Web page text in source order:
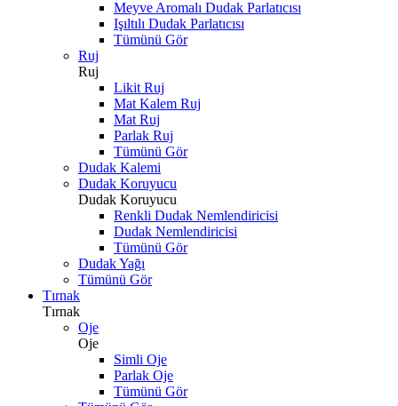
Meyve Aromalı Dudak Parlatıcısı
Işıltılı Dudak Parlatıcısı
Tümünü Gör
Ruj
Ruj
Likit Ruj
Mat Kalem Ruj
Mat Ruj
Parlak Ruj
Tümünü Gör
Dudak Kalemi
Dudak Koruyucu
Dudak Koruyucu
Renkli Dudak Nemlendiricisi
Dudak Nemlendiricisi
Tümünü Gör
Dudak Yağı
Tümünü Gör
Tırnak
Tırnak
Oje
Oje
Simli Oje
Parlak Oje
Tümünü Gör